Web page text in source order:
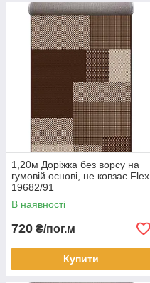
1,20м Доріжка без ворсу на
гумовій основі, не ковзає Flex
19682/91
В наявності
720 ₴/пог.м
Купити